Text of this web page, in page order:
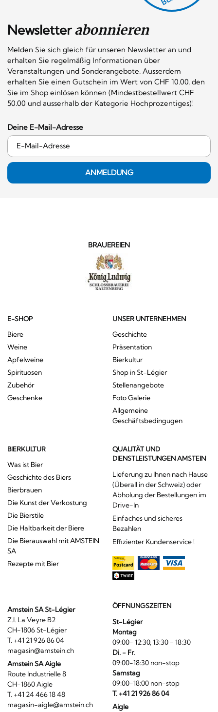
Newsletterabonnieren
Melden Sie sich gleich für unseren Newsletter an und
erhalten Sie regelmäßig Informationen über
Veranstaltungen und Sonderangebote. Ausserdem
erhalten Sie einen Gutschein im Wert von CHF 10.00, den
Sie im Shop einlösen können (Mindestbestellwert CHF
50.00 und ausserhalb der Kategorie Hochprozentiges)!
Deine E-Mail-Adresse
ANMELDUNG
BRAUEREIEN
E-SHOP
Biere
Weine
Apfelweine
Spirituosen
Zubehör
Geschenke
UNSER UNTERNEHMEN
Geschichte
Präsentation
Bierkultur
Shop in St-Légier
Stellenangebote
Foto Galerie
Allgemeine
Geschäftsbedingugen
BIERKULTUR
Was ist Bier
Geschichte des Biers
Bierbrauen
Die Kunst der Verkostung
Die Bierstile
Die Haltbarkeit der Biere
Die Bierauswahl mit AMSTEIN
SA
Rezepte mit Bier
QUALITÄT UND
DIENSTLEISTUNGEN AMSTEIN
Lieferung zu Ihnen nach Hause
(Überall in der Schweiz) oder
Abholung der Bestellungen im
Drive-In
Einfaches und sicheres
Bezahlen
Effizienter Kundenservice !
Amstein SA St-Légier
Z.I. La Veyre B2
CH-1806 St-Légier
T. +41 21 926 86 04
magasin@amstein.ch
Amstein SA Aigle
Route Industrielle 8
CH-1860 Aigle
T. +41 24 466 18 48
magasin-aigle@amstein.ch
ÖFFNUNGSZEITEN
St-Légier
Montag
09:00- 12:30, 13:30 - 18:30
Di. - Fr.
09:00-18:30 non-stop
Samstag
09:00-18:00 non-stop
T. +41 21 926 86 04
Aigle